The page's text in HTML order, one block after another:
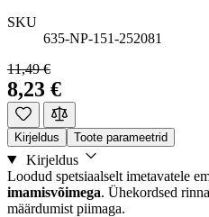
SKU
635-NP-151-252081
11,49 €
8,23 €
Kirjeldus Toote parameetrid
Kirjeldus
Loodud spetsiaalselt imetavatele
imamisvõimega. Ühekordsed
määrdumist piimaga.